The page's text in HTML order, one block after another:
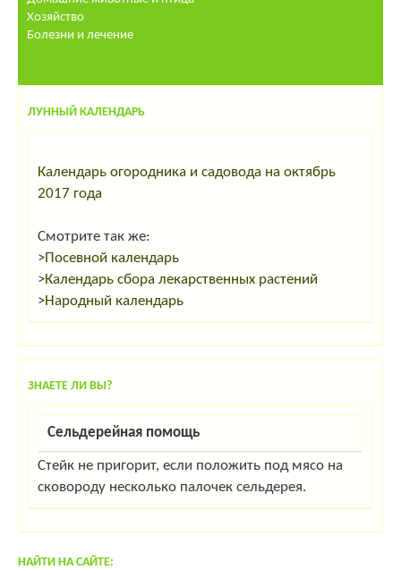
Хозяйство
Болезни и лечение
ЛУННЫЙ КАЛЕНДАРЬ
Календарь огородника и садовода на октябрь
2017 года
Смотрите так же:
>Посевной календарь
>Календарь сбора лекарственных растений
>Народный календарь
ЗНАЕТЕ ЛИ ВЫ?
Сельдерейная помощь
Стейк не пригорит, если положить под мясо на
сковороду несколько палочек сельдерея.
НАЙТИ НА САЙТЕ: